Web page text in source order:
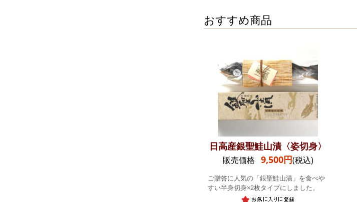
おすすめ商品
日高産銀聖鮭山漬〈姿切身〉
販売価格 9,500円(税込)
ご贈答に人気の「銀聖鮭山漬」を食べや
すい半身切身×2枚タイプにしました。